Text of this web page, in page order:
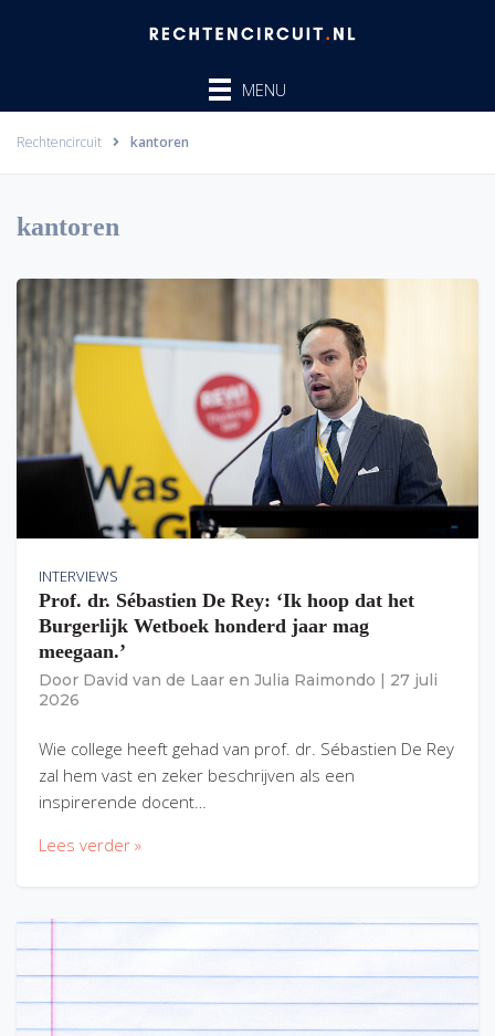
MENU
Rechtencircuit kantoren
kantoren
INTERVIEWS
Prof. dr. Sébastien De Rey: ‘Ik hoop dat het
Burgerlijk Wetboek honderd jaar mag
meegaan.’
Door David van de Laar en Julia Raimondo
27 juli
2026
Wie college heeft gehad van prof. dr. Sébastien De Rey
zal hem vast en zeker beschrijven als een
inspirerende docent…
Lees verder »